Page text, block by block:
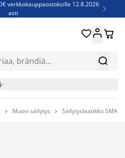
verkkokauppaostoksille 12.8.2026
asti

- Säästä jopa 60% 
 
 Muovi säilytys  Säilytyslaatikko